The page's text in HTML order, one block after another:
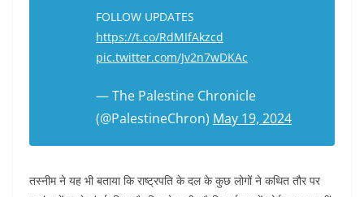
FOLLOW UPDATES
https://t.co/RdMIfAkzcd
pic.twitter.com/Jv2n7wDKAc
— The Palestine Chronicle
(@PalestineChron) May 19, 2024
तस्नीम ने यह भी बताया कि राष्ट्रपति के दल के कुछ लोगों ने कथित तौर पर